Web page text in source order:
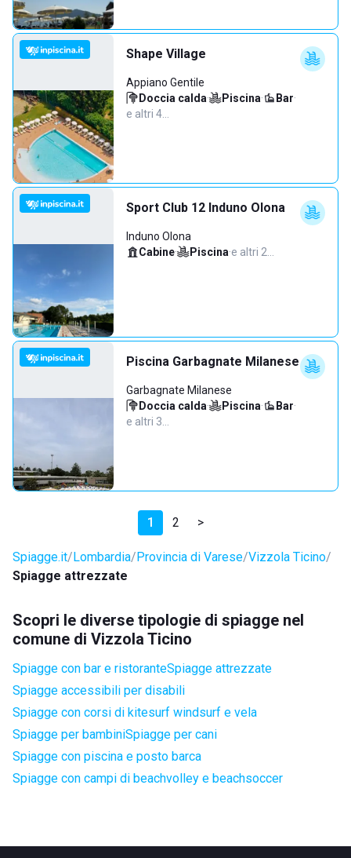
Shape Village
Appiano Gentile
Doccia calda· Piscina· Bar·
e altri 4…
Sport Club 12 Induno Olona
Induno Olona
Cabine· Piscina·e altri 2…
Piscina Garbagnate Milanese
Garbagnate Milanese
Doccia calda· Piscina· Bar·
e altri 3…
1 2 >
Spiagge.it Lombardia Provincia di Varese Vizzola Ticino
Spiagge attrezzate
Scopri le diverse tipologie di spiagge nel
comune di Vizzola Ticino
Spiagge con bar e ristoranteSpiagge attrezzate
Spiagge accessibili per disabili
Spiagge con corsi di kitesurf windsurf e vela
Spiagge per bambiniSpiagge per cani
Spiagge con piscina e posto barca
Spiagge con campi di beachvolley e beachsoccer